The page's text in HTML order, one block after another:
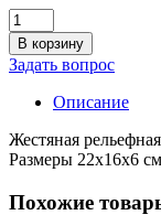
В корзину
Задать вопрос
Описание
Жестяная
Размеры 22х16х6 см
Похожие